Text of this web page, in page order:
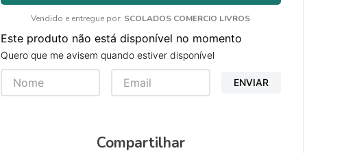
Vendido e entregue por: SCOLADOS COMERCIO LIVROS
Este produto não está disponível no momento
Quero que me avisem quando estiver disponível
ENVIAR
Compartilhar